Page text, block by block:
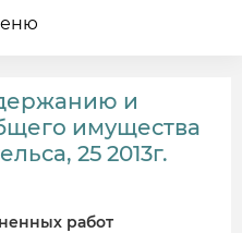
и
имущества
25 2013г.
работ